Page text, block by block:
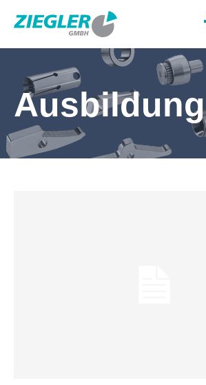
Ausbildung